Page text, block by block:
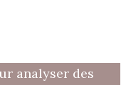
analyser des